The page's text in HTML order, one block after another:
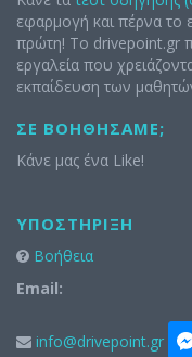
εφαρμογή και πέρνα το
πρώτη! Το drivepoint.gr
εργαλεία που
εκπαίδευση των
ΣΕ ΒΟΗΘΉΣΑΜΕ;
Κάνε μας ένα Like!
ΥΠΟΣΤΉΡΙΞΗ
Βοήθεια
Email:
info@drivepoint.gr